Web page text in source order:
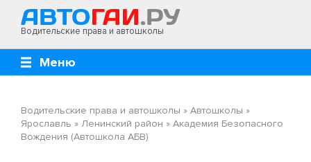
Водительские права и автошколы
Меню
Водительские права и автошколы » Автошколы »
Ярославль » Ленинский район » Aкадемия Безопасного
Вождения (Автошкола АБВ)